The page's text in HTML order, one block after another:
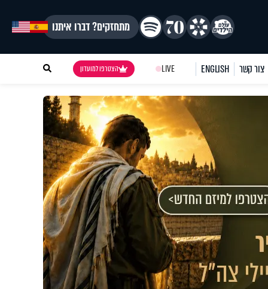
מתחזקים? דברו איתנו
צור קשר ENGLISH
LIVE הצטרפו למועדון